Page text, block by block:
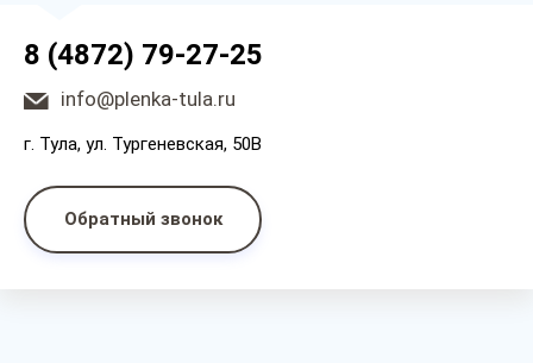
8 (4872) 79-27-25
info@plenka-tula.ru
г. Тула, ул. Тургеневская, 50В
Обратный звонок